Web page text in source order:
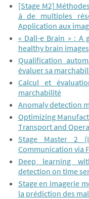
[Stage M2]
à de multiples
Application aux
« Dall-e Brain » : A
healthy brain images
Qualification
évaluer sa
Calcul et
marchabilité
Anomaly detection
Optimizing
Transport and
Stage Master 2
Communication via
Deep learning
detection on time
Stage en imagerie
la prédiction des